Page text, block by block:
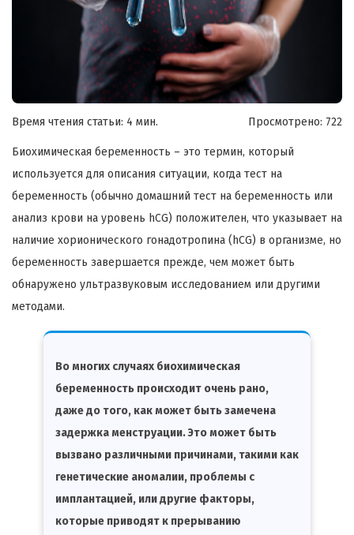
Время чтения статьи: 4 мин. Просмотрено: 722
Биохимическая беременность – это термин, который
используется для описания ситуации, когда тест на
беременность (обычно домашний тест на беременность или
анализ крови на уровень hCG) положителен, что указывает на
наличие хорионического гонадотропина (hCG) в организме, но
беременность завершается прежде, чем может быть
обнаружено ультразвуковым исследованием или другими
методами.
Во многих случаях биохимическая
беременность происходит очень рано,
даже до того, как может быть замечена
задержка менструации. Это может быть
вызвано различными причинами, такими как
генетические аномалии, проблемы с
имплантацией, или другие факторы,
которые приводят к прерыванию